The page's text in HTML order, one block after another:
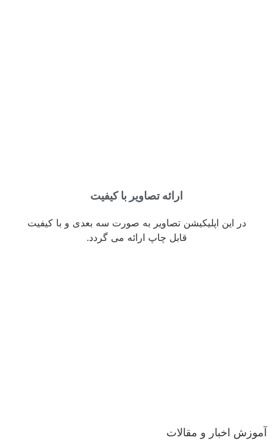
ارائه تصاویر با کیفیت
در این اپلیکیشن تصاویر به صورت سه بعدی و با کیفیت
قابل چاپ ارائه می گردد.
آموزش اخبار و مقالات